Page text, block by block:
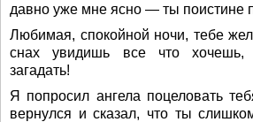
давно уже мне ясно — ты поистине
Любимая, спокойной ночи, тебе
снах увидишь все что хочешь,
загадать!
Я попросил ангела поцеловать
вернулся и сказал, что ты